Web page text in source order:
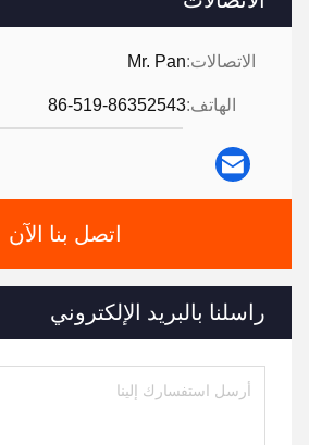
الاتصالات:Mr. Pan
الهاتف:86-519-86352543
اتصل بنا الآن
راسلنا بالبريد الإلكتروني